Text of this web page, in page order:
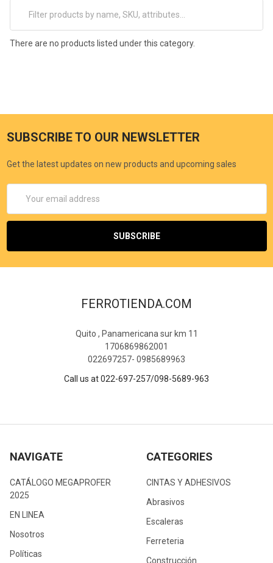
There are no products listed under this category.
SUBSCRIBE TO OUR NEWSLETTER
Get the latest updates on new products and upcoming sales
Address
FERROTIENDA.COM
Quito , Panamericana sur km 11
1706869862001
022697257- 0985689963
Call us at 022-697-257/098-5689-963
NAVIGATE
CATÁLOGO MEGAPROFER
2025
EN LINEA
Nosotros
Políticas
CATEGORIES
CINTAS Y ADHESIVOS
Abrasivos
Escaleras
Ferreteria
Construcción